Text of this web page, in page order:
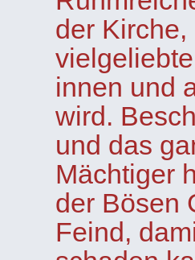
der
innen und
wird.
und das
Mächtiger
der Bösen
Feind,